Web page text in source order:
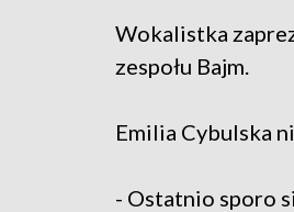
Wokalistka
zespołu Bajm.
Emilia Cybulska
- Ostatnio sporo